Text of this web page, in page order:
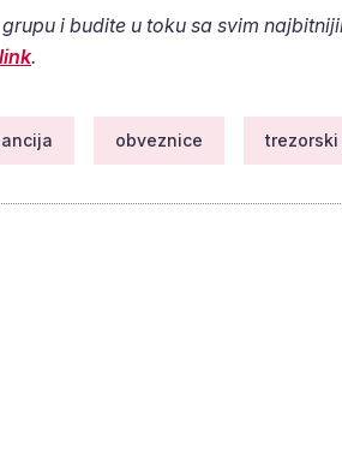
i budite u toku sa svim
.
obveznice